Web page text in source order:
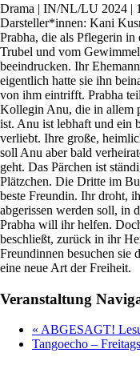
Drama | IN/NL/LU 2024 |
Darsteller*innen: Kani
Prabha, die als Pflegerin
Trubel und vom
beeindrucken. Ihr
eigentlich hatte sie ihn
von ihm eintrifft. Prabha
Kollegin Anu, die in allem
ist. Anu ist lebhaft und ein
verliebt. Ihre große,
soll Anu aber bald
geht. Das Pärchen ist
Plätzchen. Die Dritte im
beste Freundin. Ihr droht,
abgerissen werden soll, in
Prabha will ihr helfen.
beschließt, zurück in ihr
Freundinnen besuchen sie
eine neue Art der Freiheit.
Veranstaltung
« ABGESAGT!
Tangoecho –